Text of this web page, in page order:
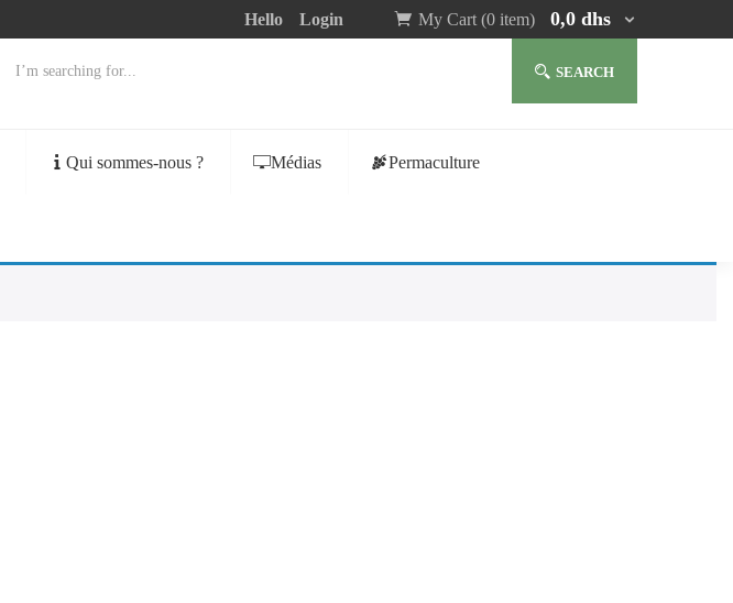
Hello Login My Cart (0 item) 0,0 dhs
SEARCH
Qui sommes-nous ? Médias Permaculture